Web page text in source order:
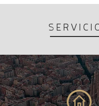
MÁS